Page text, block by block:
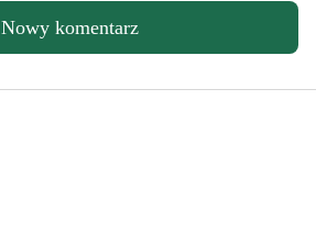
Nowy komentarz